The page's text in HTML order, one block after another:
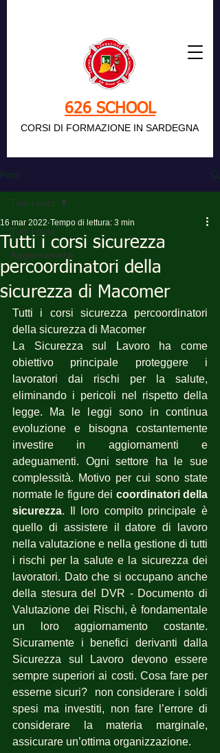
626 SCHOOL
CORSI DI FORMAZIONE IN SARDEGNA
Post
Tutti i post
Aggiornamenti
Tutti i post
Tutti i corsi sicurezza
percoordinatori della
sicurezza di Macomer
16 mar 2022 Tempo di lettura: 3 min
Tutti i corsi sicurezza percoordinatori
della sicurezza di Macomer
La Sicurezza sul Lavoro ha come
obiettivo principale proteggere i
lavoratori dai rischi per la salute,
eliminando i pericoli nel rispetto della
legge. Ma le leggi sono in continua
evoluzione e bisogna costantemente
investire in aggiornamenti e
adeguamenti. Ogni settore ha le sue
complessità. Motivo per cui sono state
normate le figure dei coordinatori della
sicurezza. Il loro compito principale è
quello di assistere il datore di lavoro
nella valutazione e nella gestione di tutti
i rischi per la salute e la sicurezza dei
lavoratori. Dato che si occupano anche
della stesura del DVR - Documento di
Valutazione dei Rischi, è fondamentale
un loro aggiornamento costante.
Sicuramente i benefici derivanti dalla
Sicurezza sul Lavoro devono essere
sempre superiori ai costi. Cosa fare per
esserne sicuri?  non considerare i soldi
spesi ma investiti, non fare l’errore di
considerare la materia marginale,
assicurare un’ottima organizzazione.